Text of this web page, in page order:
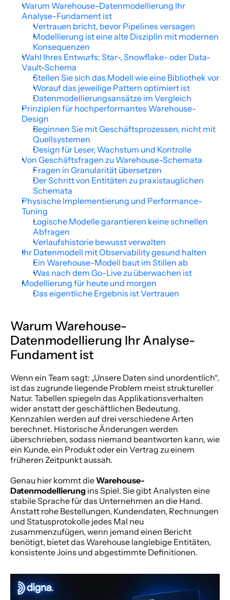
Warum Warehouse-Datenmodellierung Ihr
Analyse-Fundament ist
Vertrauen bricht, bevor Pipelines versagen
Modellierung ist eine alte Disziplin mit modernen
Konsequenzen
Wahl Ihres Entwurfs: Star-, Snowflake- oder Data-
Vault-Schema
Stellen Sie sich das Modell wie eine Bibliothek vor
Worauf das jeweilige Pattern optimiert ist
Datenmodellierungsansätze im Vergleich
Prinzipien für hochperformantes Warehouse-
Design
Beginnen Sie mit Geschäftsprozessen, nicht mit
Quellsystemen
Design für Leser, Wachstum und Kontrolle
Von Geschäftsfragen zu Warehouse-Schemata
Fragen in Granularität übersetzen
Der Schritt von Entitäten zu praxistauglichen
Schemata
Physische Implementierung und Performance-
Tuning
Logische Modelle garantieren keine schnellen
Abfragen
Verlaufshistorie bewusst verwalten
Ihr Datenmodell mit Observability gesund halten
Ein Warehouse-Modell baut im Stillen ab
Was nach dem Go-Live zu überwachen ist
Modellierung für heute und morgen
Das eigentliche Ergebnis ist Vertrauen
Warum Warehouse-
Datenmodellierung Ihr Analyse-
Fundament ist
Wenn ein Team sagt: „Unsere Daten sind unordentlich“,
ist das zugrunde liegende Problem meist struktureller
Natur. Tabellen spiegeln das Applikationsverhalten
wider anstatt der geschäftlichen Bedeutung.
Kennzahlen werden auf drei verschiedene Arten
berechnet. Historische Änderungen werden
überschrieben, sodass niemand beantworten kann, wie
ein Kunde, ein Produkt oder ein Vertrag zu einem
früheren Zeitpunkt aussah.
Genau hier kommt die Warehouse-
Datenmodellierung ins Spiel. Sie gibt Analysten eine
stabile Sprache für das Unternehmen an die Hand.
Anstatt rohe Bestellungen, Kundendaten, Rechnungen
und Statusprotokolle jedes Mal neu
zusammenzufügen, wenn jemand einen Bericht
benötigt, bietet das Warehouse langlebige Entitäten,
konsistente Joins und abgestimmte Definitionen.